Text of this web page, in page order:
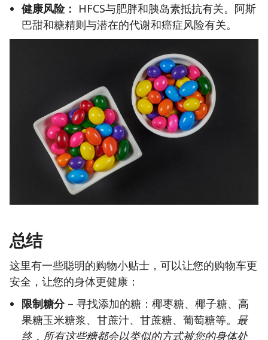
健康风险： HFCS与肥胖和胰岛素抵抗有关。阿斯
巴甜和糖精则与潜在的代谢和癌症风险有关。
总结
这里有一些聪明的购物小贴士，可以让您的购物车更
安全，让您的身体更健康：
限制糖分– 寻找添加的糖：椰枣糖、椰子糖、高
果糖玉米糖浆、甘蔗汁、甘蔗糖、葡萄糖等。 最
终，所有这些糖都会以类似的方式被您的身体处